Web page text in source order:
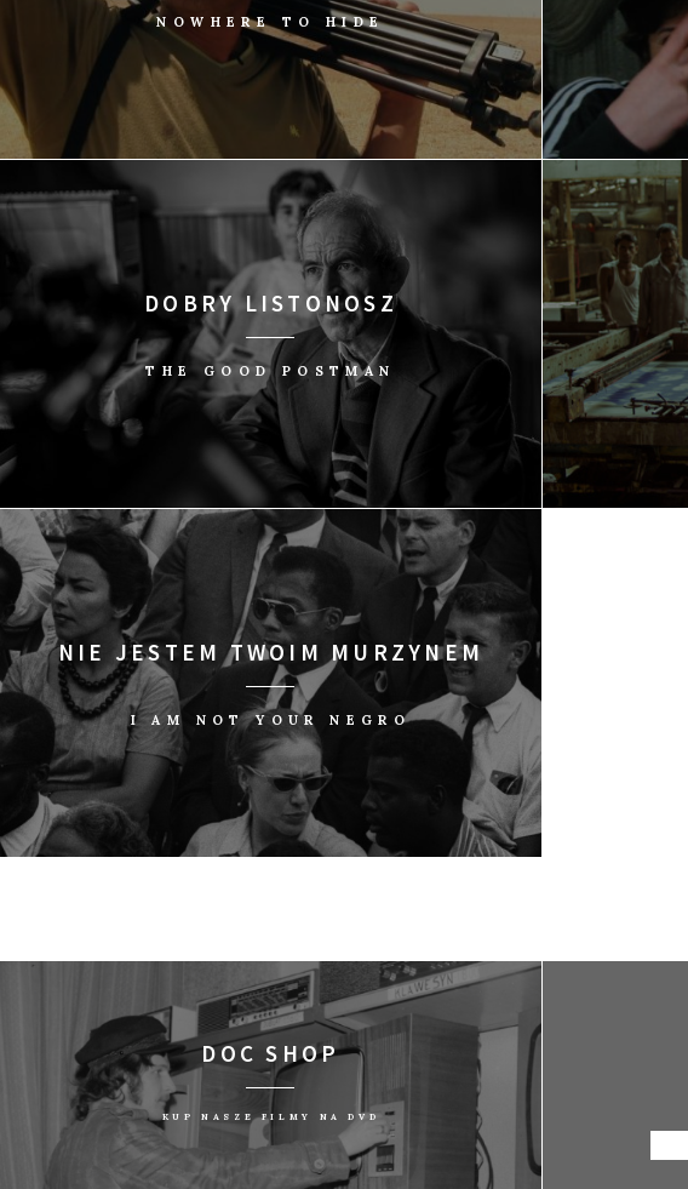
NOWHERE TO HIDE
DOBRY LISTONOSZ
THE GOOD POSTMAN
NIE JESTEM TWOIM MURZYNEM
I AM NOT YOUR NEGRO
DOC SHOP
KUP NASZE FILMY NA DVD